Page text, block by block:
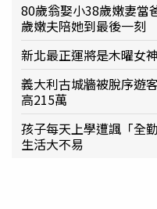
80歲翁娶小38歲嫩妻
歲嫩夫陪她到最後一刻
新北最正運將是木曜女
義大利古城牆被脫序遊
高215萬
孩子每天上學遭諷「
生活大不易